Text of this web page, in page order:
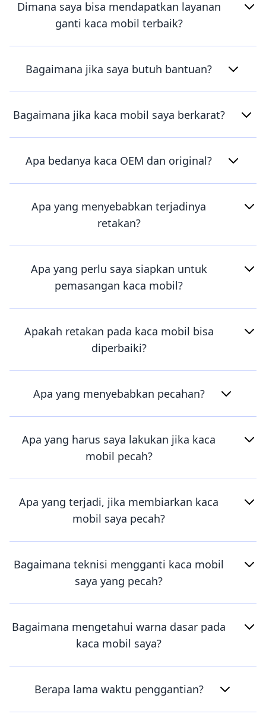
Dimana saya bisa mendapatkan layanan
ganti kaca mobil terbaik?
Bagaimana jika saya butuh bantuan?
Bagaimana jika kaca mobil saya berkarat?
Apa bedanya kaca OEM dan original?
Apa yang menyebabkan terjadinya
retakan?
Apa yang perlu saya siapkan untuk
pemasangan kaca mobil?
Apakah retakan pada kaca mobil bisa
diperbaiki?
Apa yang menyebabkan pecahan?
Apa yang harus saya lakukan jika kaca
mobil pecah?
Apa yang terjadi, jika membiarkan kaca
mobil saya pecah?
Bagaimana teknisi mengganti kaca mobil
saya yang pecah?
Bagaimana mengetahui warna dasar pada
kaca mobil saya?
Berapa lama waktu penggantian?